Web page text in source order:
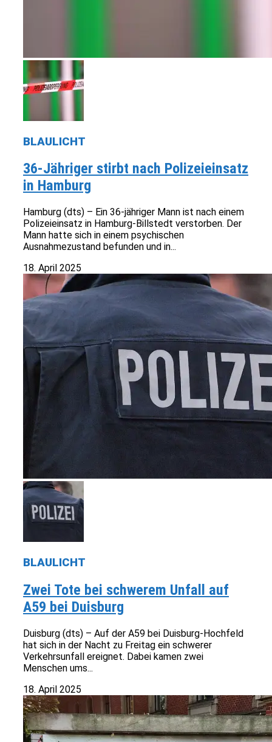
BLAULICHT
36-Jähriger stirbt nach Polizeieinsatz
in Hamburg
Hamburg (dts) – Ein 36-jähriger Mann ist nach einem
Polizeieinsatz in Hamburg-Billstedt verstorben. Der
Mann hatte sich in einem psychischen
Ausnahmezustand befunden und in...
18. April 2025
BLAULICHT
Zwei Tote bei schwerem Unfall auf
A59 bei Duisburg
Duisburg (dts) – Auf der A59 bei Duisburg-Hochfeld
hat sich in der Nacht zu Freitag ein schwerer
Verkehrsunfall ereignet. Dabei kamen zwei
Menschen ums...
18. April 2025